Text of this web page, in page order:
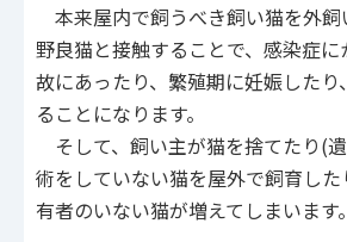
本来屋内で飼うべき飼い猫を外飼
野良猫と接触することで、感染症
故にあったり、繁殖期に妊娠したり
ることになります。
そして、飼い主が猫を捨てたり(
術をしていない猫を屋外で飼育し
有者のいない猫が増えてしまいます。